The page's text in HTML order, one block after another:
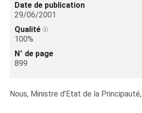
Date de publication
29/06/2001
Qualité
100%
N° de page
899
Nous, Ministre d'Etat de la Principauté,